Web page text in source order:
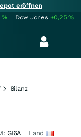
eröffnen
% Dow Jones +0,25%
Bilanz
GI6A Land